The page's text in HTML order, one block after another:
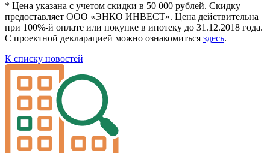
* Цена указана с учетом скидки в 50 000 рублей. Скидку
предоставляет ООО «ЭНКО ИНВЕСТ». Цена действительна
при 100%-й оплате или покупке в ипотеку до 31.12.2018 года.
С проектной декларацией можно ознакомиться здесь.
К списку новостей